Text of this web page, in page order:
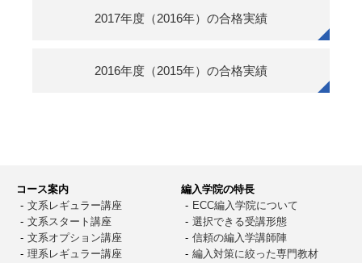
2017年度（2016年）の合格実績
2016年度（2015年）の合格実績
コース案内
⽂系レギュラー講座
⽂系スタート講座
⽂系オプション講座
理系レギュラー講座
編入学院の特長
ECC編入学院について
選択できる受講形態
信頼の編入学講師陣
編入対策に絞った専門教材